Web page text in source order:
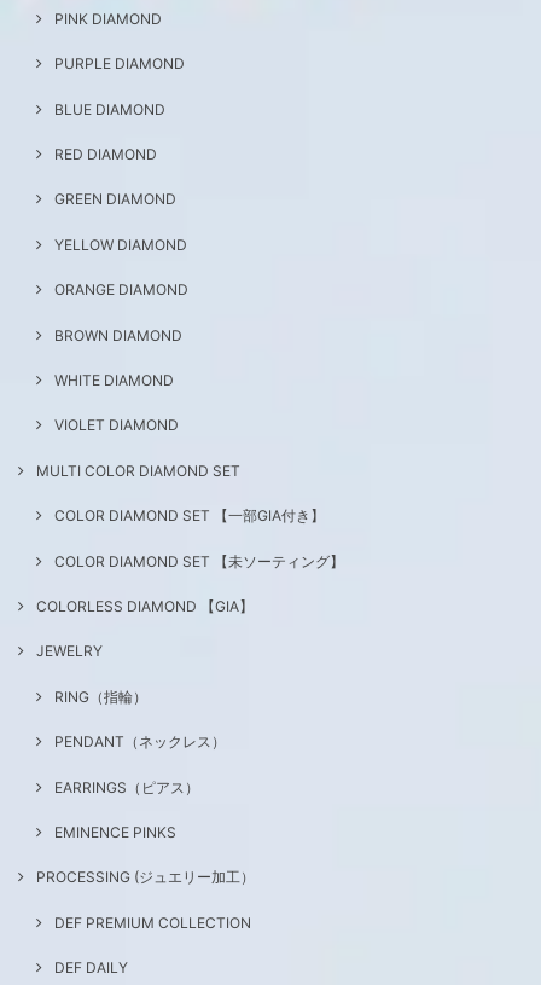
PINK DIAMOND
PURPLE DIAMOND
BLUE DIAMOND
RED DIAMOND
GREEN DIAMOND
YELLOW DIAMOND
ORANGE DIAMOND
BROWN DIAMOND
WHITE DIAMOND
VIOLET DIAMOND
MULTI COLOR DIAMOND SET
COLOR DIAMOND SET 【一部GIA付き】
COLOR DIAMOND SET 【未ソーティング】
COLORLESS DIAMOND 【GIA】
JEWELRY
RING（指輪）
PENDANT（ネックレス）
EARRINGS（ピアス）
EMINENCE PINKS
PROCESSING (ジュエリー加工）
DEF PREMIUM COLLECTION
DEF DAILY